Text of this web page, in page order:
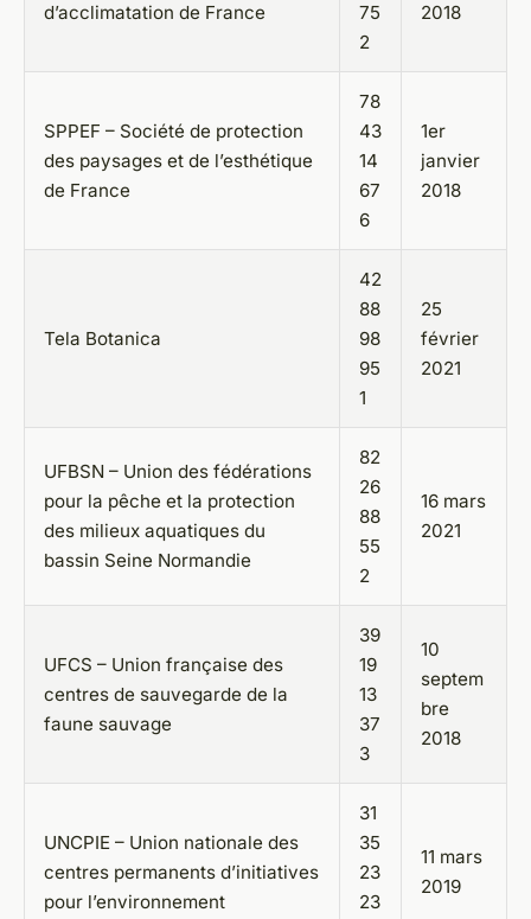
d’acclimatation de France
75
2
2018
SPPEF – Société de protection
des paysages et de l’esthétique
de France
78
43
14
67
6
1er
janvier
2018
Tela Botanica
42
88
98
95
1
25
février
2021
UFBSN – Union des fédérations
pour la pêche et la protection
des milieux aquatiques du
bassin Seine Normandie
82
26
88
55
2
16 mars
2021
UFCS – Union française des
centres de sauvegarde de la
faune sauvage
39
19
13
37
3
10
septem
bre
2018
UNCPIE – Union nationale des
centres permanents d’initiatives
pour l’environnement
31
35
23
23
11 mars
2019